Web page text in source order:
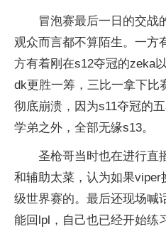
冒泡赛最后一日的交战
观众而言都不算陌生。一方
方有着刚在s12夺冠的zeka
dk更胜一筹，三比一拿下比
彻底崩溃，因为s11夺冠的
学弟之外，全部无缘s13。
圣枪哥当时也在进行直
和辅助太菜，认为如果
级世界赛的。最后还现场喊
能回lpl，自己也已经开始练